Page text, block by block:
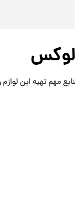
لوکس
تهیه این لوازم